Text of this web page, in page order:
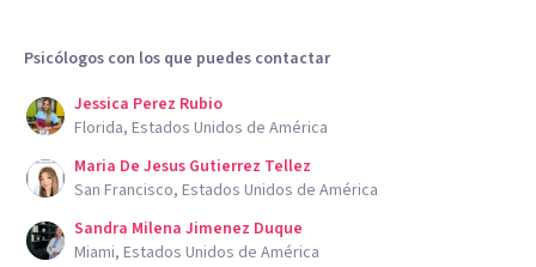
Psicólogos con los que puedes contactar
Jessica Perez Rubio
Florida, Estados Unidos de América
Maria De Jesus Gutierrez Tellez
San Francisco, Estados Unidos de América
Sandra Milena Jimenez Duque
Miami, Estados Unidos de América